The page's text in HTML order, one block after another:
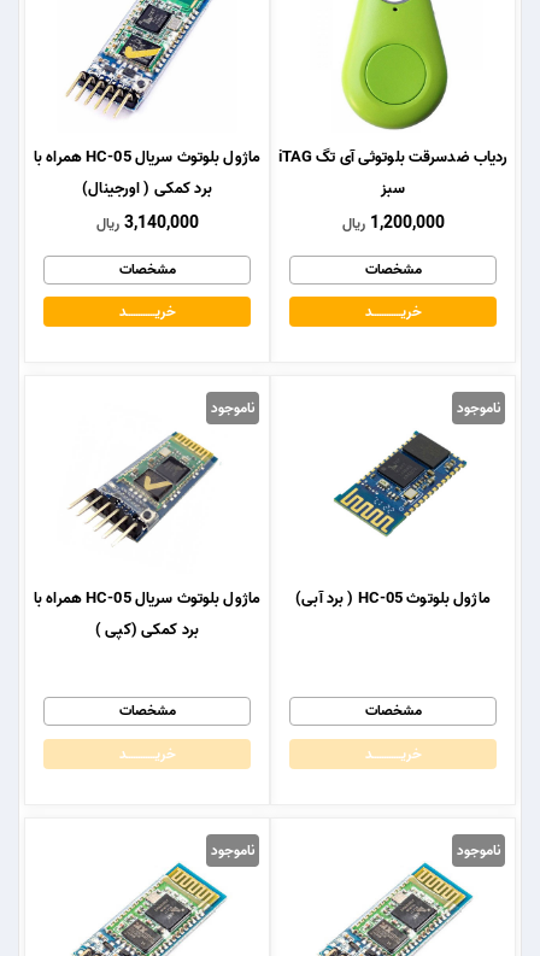
ردیاب ضدسرقت بلوتوثی آی تگ iTAG
سبز
1,200,000 ریال
مشخصات
خریــــــــــــد
ماژول بلوتوث سریال HC-05 همراه با
برد کمکی ( اورجینال)
3,140,000 ریال
مشخصات
خریــــــــــــد
ناموجود
ماژول بلوتوث HC-05 ( برد آبی)
مشخصات
خریــــــــــــد
ناموجود
ماژول بلوتوث سریال HC-05 همراه با
برد کمکی (کپی )
مشخصات
خریــــــــــــد
ناموجود ناموجود